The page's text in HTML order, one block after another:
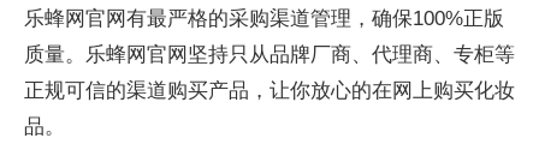
乐蜂网官网有最严格的采购渠道管理，确保100%正版
质量。乐蜂网官网坚持只从品牌厂商、代理商、专柜等
正规可信的渠道购买产品，让你放心的在网上购买化妆
品。